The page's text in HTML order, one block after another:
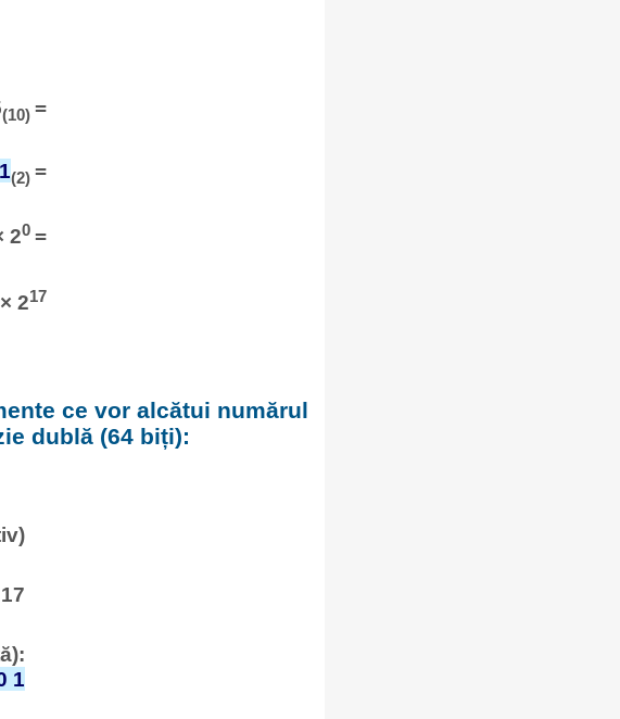
(10) =
(2) =
20 =
× 217
ce vor alcătui numărul
dublă (64 biți):
1